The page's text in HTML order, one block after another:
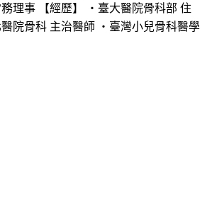
理事 【經歷】 ・臺大醫院骨科部 住
院骨科 主治醫師 ・臺灣小兒骨科醫學